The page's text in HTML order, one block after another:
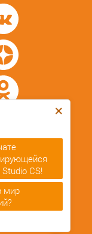
написать
08
CS!
мир